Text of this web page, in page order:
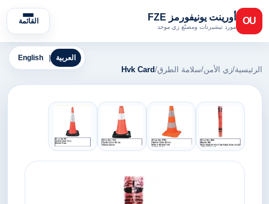
OU أورينت يونيفورمز FZE
مورد تيشيرتات ومصنّع زي موحد
القائمة
English العربية
الرئيسية/زي الأمن/سلامة الطرق/
Hvk Card